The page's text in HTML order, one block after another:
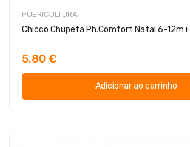
PUERICULTURA
Chicco Chupeta Ph.Comfort Natal 6-12m+
5,80 €
Adicionar ao carrinho